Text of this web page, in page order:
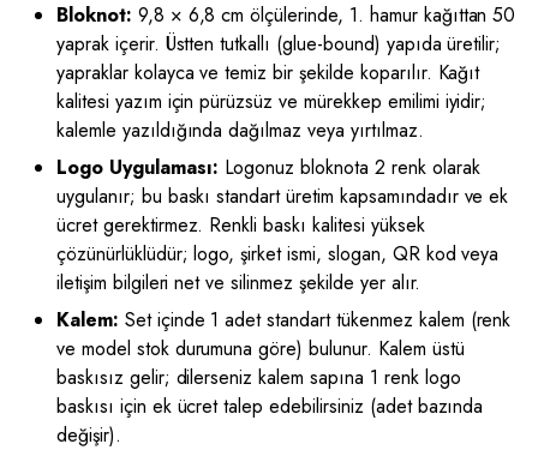
Bloknot: 9,8 × 6,8 cm ölçülerinde, 1. hamur kağıttan 50
yaprak içerir. Üstten tutkallı (glue-bound) yapıda üretilir;
yapraklar kolayca ve temiz bir şekilde koparılır. Kağıt
kalitesi yazım için pürüzsüz ve mürekkep emilimi iyidir;
kalemle yazıldığında dağılmaz veya yırtılmaz.
Logo Uygulaması: Logonuz bloknota 2 renk olarak
uygulanır; bu baskı standart üretim kapsamındadır ve ek
ücret gerektirmez. Renkli baskı kalitesi yüksek
çözünürlüklüdür; logo, şirket ismi, slogan, QR kod veya
iletişim bilgileri net ve silinmez şekilde yer alır.
Kalem: Set içinde 1 adet standart tükenmez kalem (renk
ve model stok durumuna göre) bulunur. Kalem üstü
baskısız gelir; dilerseniz kalem sapına 1 renk logo
baskısı için ek ücret talep edebilirsiniz (adet bazında
değişir).